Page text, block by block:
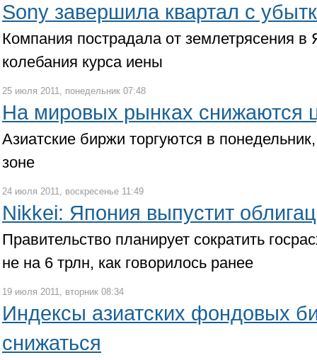
Sony завершила квартал с
Компания пострадала от землетрясения в
колебания курса иены
25 июля 2011, понедельник 07:48
На мировых рынках снижаются
Азиатские биржи торгуются в
зоне
24 июля 2011, воскресенье 11:49
Nikkei: Япония выпустит
Правительство планирует сократить
не на 6 трлн, как говорилось ранее
19 июля 2011, вторник 08:34
Индексы азиатских фондовых
снижаться